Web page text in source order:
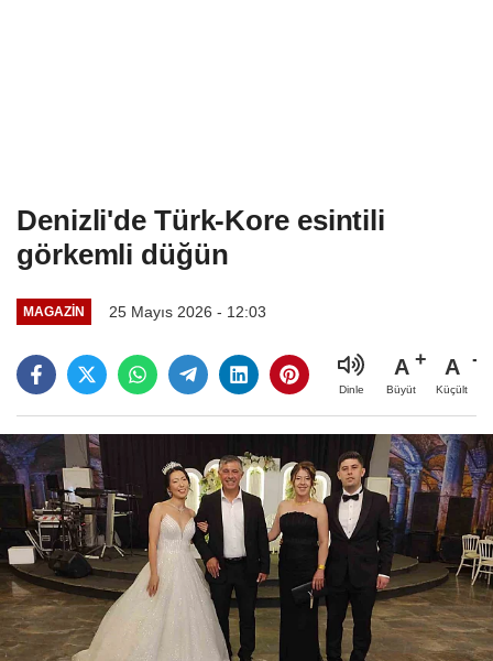
Denizli'de Türk-Kore esintili
görkemli düğün
MAGAZIN 25 Mayıs 2026 - 12:03
Dinle
A
Büyüt
A
Küçült